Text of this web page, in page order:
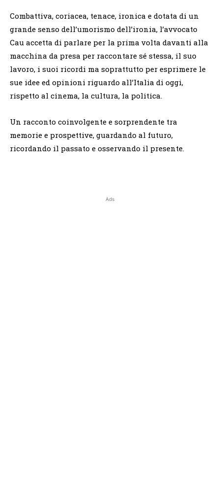
Combattiva, coriacea, tenace, ironica e dotata di un
grande senso dell’umorismo dell’ironia, l’avvocato
Cau accetta di parlare per la prima volta davanti alla
macchina da presa per raccontare sé stessa, il suo
lavoro, i suoi ricordi ma soprattutto per esprimere le
sue idee ed opinioni riguardo all’Italia di oggi,
rispetto al cinema, la cultura, la politica.
Un racconto coinvolgente e sorprendente tra
memorie e prospettive, guardando al futuro,
ricordando il passato e osservando il presente.
Ads